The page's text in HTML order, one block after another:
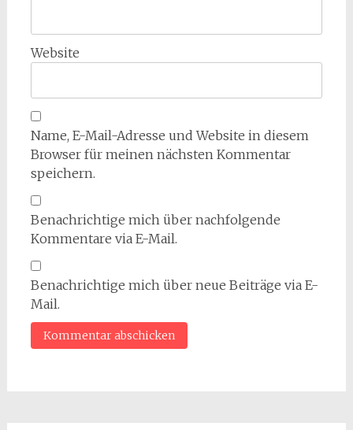
Website
Name, E-Mail-Adresse und Website in diesem
Browser für meinen nächsten Kommentar
speichern.
Benachrichtige mich über nachfolgende
Kommentare via E-Mail.
Benachrichtige mich über neue Beiträge via E-
Mail.